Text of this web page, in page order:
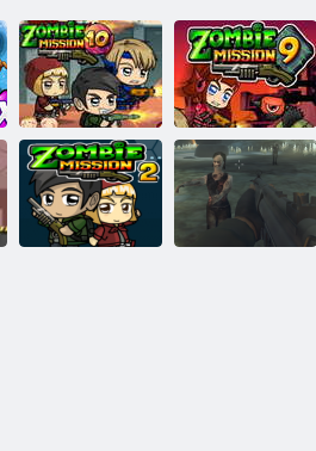
Missione zombi
10
Missione zombi
9